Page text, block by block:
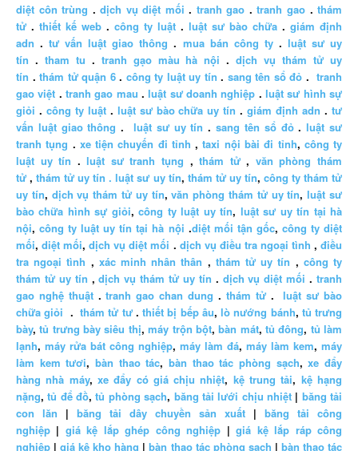
diệt côn trùng .dịch vụ diệt mối . tranh gao .tranh gao .thám
tử . thiết kế web . công ty luật . luật sư bào chữa . giám định
adn .tư vấn luật giao thông . mua bán công ty. luật sư uy
tín . tham tu . tranh gạo màu hà nội .dịch vụ thám tử uy
tín .thám tử quận 6. công ty luật uy tín . sang tên sổ đỏ .tranh
gao việt .tranh gao mau .luật sư doanh nghiệp .luật sư hình sự
giỏi . công ty luật. luật sư bào chữa uy tín .giám định adn .tư
vấn luật giao thông . luật sư uy tín .sang tên sổ đỏ.luật sư
tranh tụng . xe tiện chuyến đi tỉnh ,taxi nội bài đi tỉnh, công ty
luật uy tín .luật sư tranh tụng ,thám tử, văn phòng thám
tử ,thám tử uy tín . luật sư uy tín, thám tử uy tín, công ty thám tử
uy tín, dịch vụ thám tử uy tín,văn phòng thám tử uy tín,luật sư
bào chữa hình sự giỏi,công ty luật uy tín, luật sư uy tín tại hà
nội,công ty luật uy tín tại hà nội .diệt mối tận gốc, công ty diệt
mối,diệt mối,dịch vụ diệt mối . dịch vụ điều tra ngoại tình ,điều
tra ngoại tình , xác minh nhân thân , thám tử uy tín , công ty
thám tử uy tín ,dịch vụ thám tử uy tín . dịch vụ diệt mối .tranh
gao nghệ thuật.tranh gao chan dung . thám tử.luật sư bào
chữa giỏi .thám tử tư.thiết bị bếp âu,lò nướng bánh, tủ trưng
bày,tủ trưng bày siêu thị,máy trộn bột,bàn mát, tủ đông, tủ làm
lạnh, máy rửa bát công nghiệp, máy làm đá, máy làm kem, máy
làm kem tươi,bàn thao tác,bàn thao tác phòng sạch,xe đẩy
hàng nhà máy, xe đẩy có giá chịu nhiệt, kệ trung tải, kệ hạng
nặng,tủ để đồ,tủ phòng sạch, băng tải lưới chịu nhiệt| băng tải
con lăn | băng tải dây chuyền sản xuất | băng tải công
nghiệp | giá kệ lắp ghép công nghiệp |giá kệ lắp ráp công
nghiệp |giá kệ kho hàng |bàn thao tác phòng sạch | bàn thao tác